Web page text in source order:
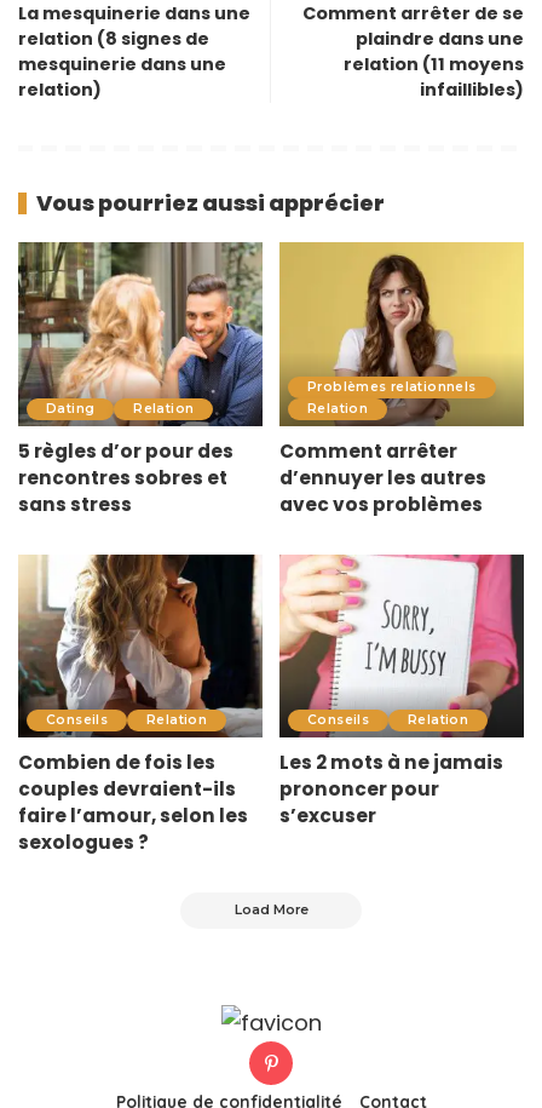
La mesquinerie dans une
relation (8 signes de
mesquinerie dans une
relation)
Comment arrêter de se
plaindre dans une
relation (11 moyens
infaillibles)
Vous pourriez aussi apprécier
Dating Relation
5 règles d’or pour des
rencontres sobres et
sans stress
Problèmes relationnels
Relation
Comment arrêter
d’ennuyer les autres
avec vos problèmes
Conseils Relation
Combien de fois les
couples devraient-ils
faire l’amour, selon les
sexologues ?
Conseils Relation
Les 2 mots à ne jamais
prononcer pour
s’excuser
Load More
Politique de confidentialité Contact